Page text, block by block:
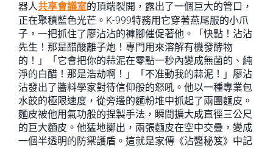
器人共享會議室的頂端裂開，露出了一個巨大的管口，
正在聚積藍色光芒。K-999特務用它穿著燕尾服的小爪
子，一把抓住了廖沾沾的褲腳催促著他。「快點！沾沾
先生！那是醋酸離子炮！專門用來溶解有機發酵物
的！」「它會把你的蒜泥在零點一秒內變成無菌的、純
淨的白醋！那是浩劫啊！」「不准動我的蒜泥！」廖沾
沾發出了醬料學家對待信仰般的怒吼。他以一種專業包
水餃的極限速度，從旁邊的麵粉堆中抓起了兩團麵皮。
麵皮被他用氣功般的捏製手法，瞬間擴大成直徑三公尺
的巨大麵皮。他猛地擲出，兩張麵皮在空中交疊，變成
一個半透明的防禦護盾。這就是家傳《沾醬秘笈》中記